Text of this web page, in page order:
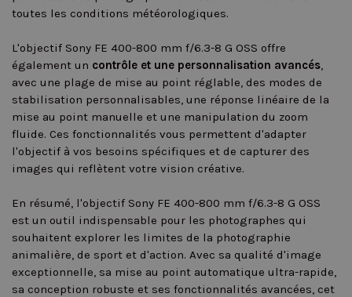
toutes les conditions météorologiques.
L'objectif Sony FE 400-800 mm f/6.3-8 G OSS offre
également un contrôle et une personnalisation avancés,
avec une plage de mise au point réglable, des modes de
stabilisation personnalisables, une réponse linéaire de la
mise au point manuelle et une manipulation du zoom
fluide. Ces fonctionnalités vous permettent d'adapter
l'objectif à vos besoins spécifiques et de capturer des
images qui reflètent votre vision créative.
En résumé, l'objectif Sony FE 400-800 mm f/6.3-8 G OSS
est un outil indispensable pour les photographes qui
souhaitent explorer les limites de la photographie
animalière, de sport et d'action. Avec sa qualité d'image
exceptionnelle, sa mise au point automatique ultra-rapide,
sa conception robuste et ses fonctionnalités avancées, cet